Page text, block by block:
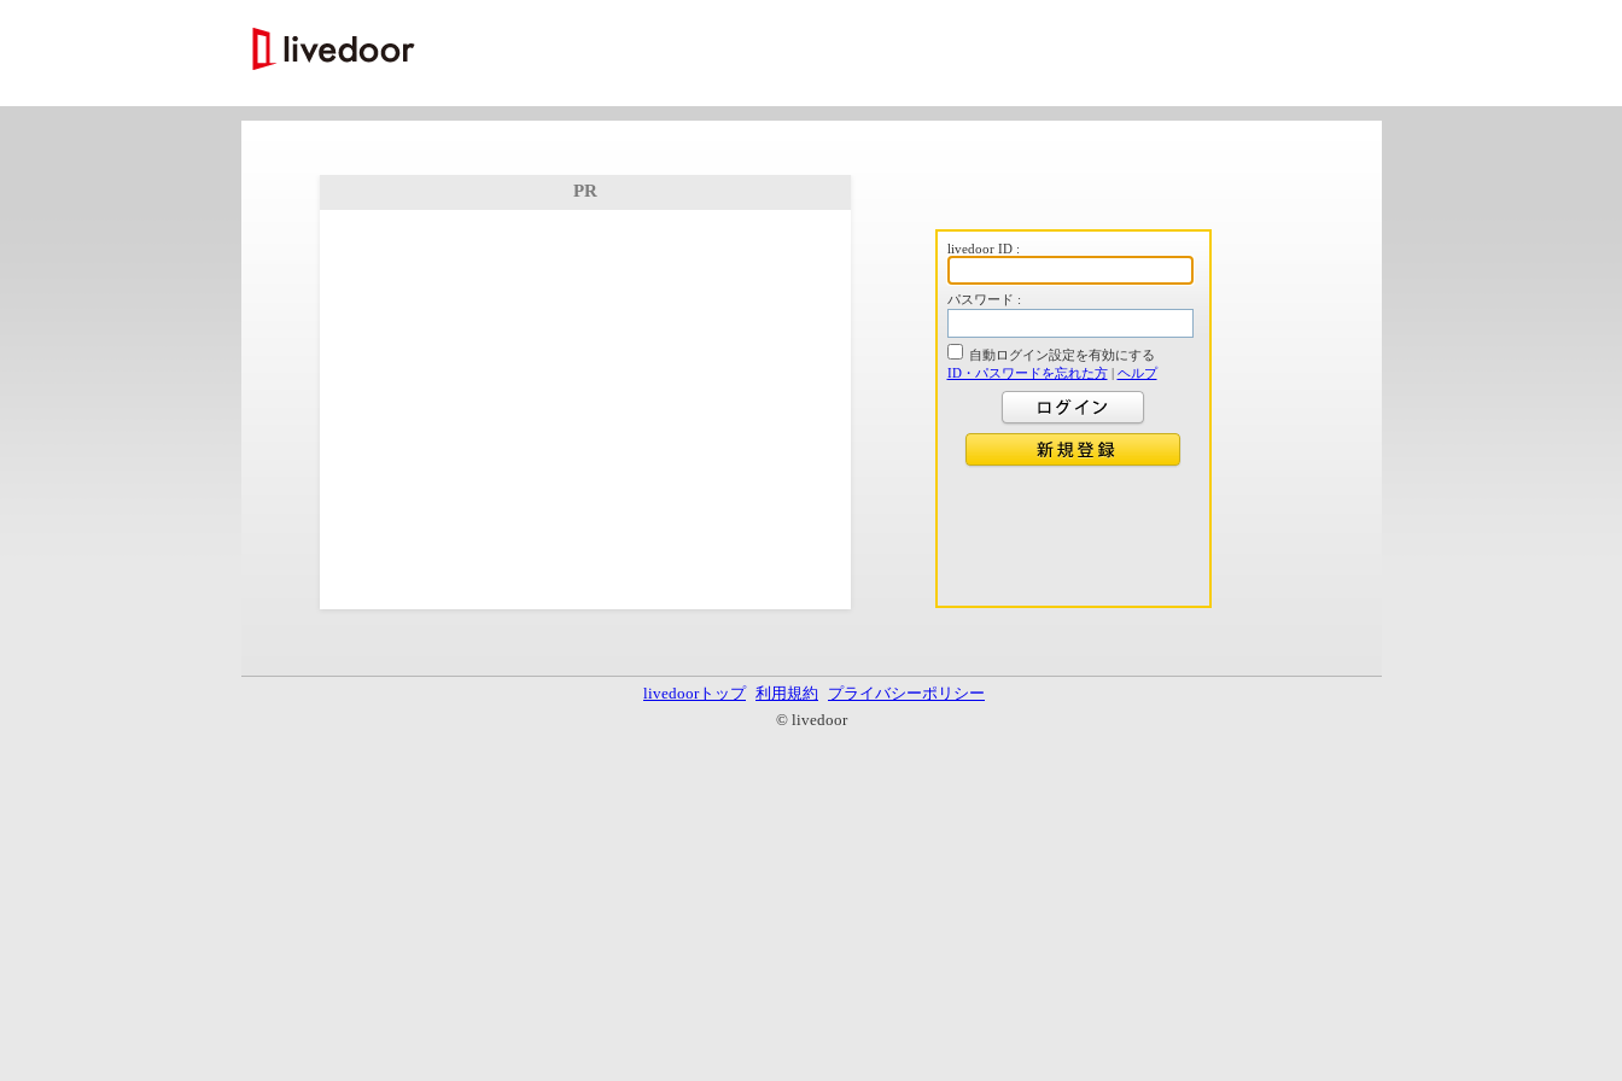
PR
livedoor ID :
パスワード :
自動ログイン設定を有効にする
ID・パスワードを忘れた方| ヘルプ
livedoorトップ 利用規約
プライバシーポリシー
© livedoor